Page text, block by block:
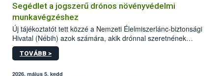
Segédlet a jogszerű drónos növényvédelmi
munkavégzéshez
Új tájékoztatót tett közzé a Nemzeti Élelmiszerlánc-biztonsági
Hivatal (Nébih) azok számára, akik drónnal szeretnének
növényvédelmi vagy tápanyag-gazdálkodási tevékenységet
végezni Magyarországon. Az összefoglaló részletesen
TOVÁBB >
2026. május 5, kedd